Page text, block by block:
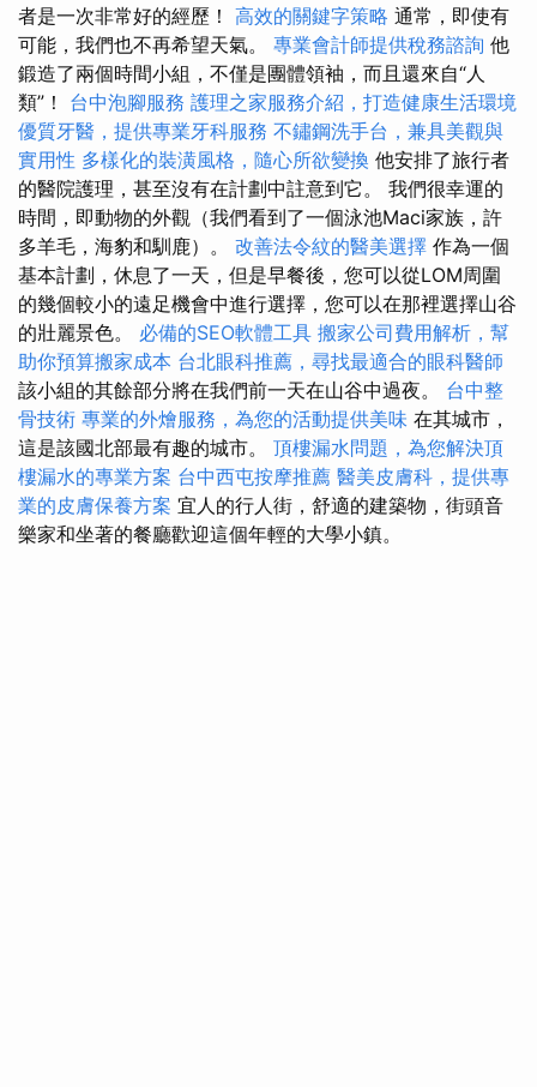
者是一次非常好的經歷！ 高效的關鍵字策略 通常，即使有
可能，我們也不再希望天氣。 專業會計師提供稅務諮詢 他
鍛造了兩個時間小組，不僅是團體領袖，而且還來自“人
類”！ 台中泡腳服務 護理之家服務介紹，打造健康生活環境
優質牙醫，提供專業牙科服務 不鏽鋼洗手台，兼具美觀與
實用性 多樣化的裝潢風格，隨心所欲變換 他安排了旅行者
的醫院護理，甚至沒有在計劃中註意到它。 我們很幸運的
時間，即動物的外觀（我們看到了一個泳池Maci家族，許
多羊毛，海豹和馴鹿）。 改善法令紋的醫美選擇 作為一個
基本計劃，休息了一天，但是早餐後，您可以從LOM周圍
的幾個較小的遠足機會中進行選擇，您可以在那裡選擇山谷
的壯麗景色。 必備的SEO軟體工具 搬家公司費用解析，幫
助你預算搬家成本 台北眼科推薦，尋找最適合的眼科醫師
該小組的其餘部分將在我們前一天在山谷中過夜。 台中整
骨技術 專業的外燴服務，為您的活動提供美味 在其城市，
這是該國北部最有趣的城市。 頂樓漏水問題，為您解決頂
樓漏水的專業方案 台中西屯按摩推薦 醫美皮膚科，提供專
業的皮膚保養方案 宜人的行人街，舒適的建築物，街頭音
樂家和坐著的餐廳歡迎這個年輕的大學小鎮。